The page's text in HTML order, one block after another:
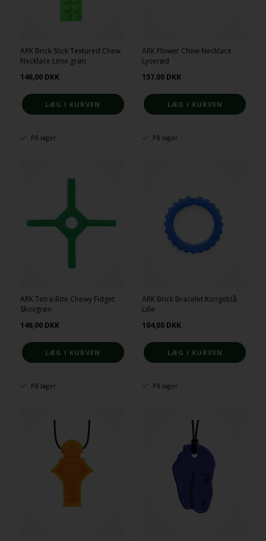
ARK Brick Stick Textured Chew
Necklace Lime grøn
146,00 DKK
På lager
ARK Flower Chew Necklace
Lyserød
157,00 DKK
På lager
ARK Tetra-Bite Chewy Fidget
Skovgrøn
146,00 DKK
På lager
ARK Brick Bracelet Kongeblå
Lille
104,00 DKK
På lager